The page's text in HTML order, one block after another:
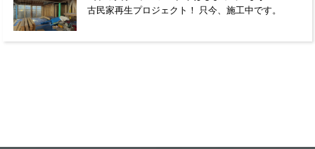
古民家再生プロジェクト！ 只今、施工中です。